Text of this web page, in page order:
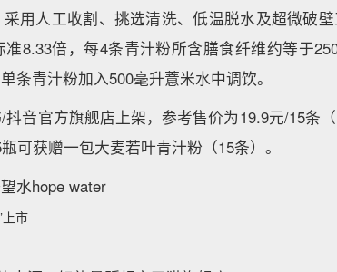
用人工收割、挑选清洗、低温脱水及超微破
8.33倍，每4条青汁粉所含膳食纤维约等于
条青汁粉加入500毫升薏米水中调饮。
音官方旗舰店上架，参考售价为19.9元/15条
可获赠一包大麦若叶青汁粉（15条）。
水hope water
上市